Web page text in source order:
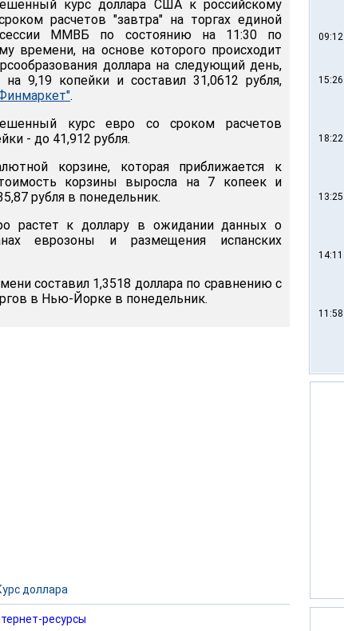
курс доллара США к российскому
расчетов "завтра" на торгах единой
сессии ММВБ по состоянию на 11:30 по
времени, на основе которого происходит
доллара на следующий день,
на 9,19 копейки и составил 31,0612 рубля,
.
курс евро со сроком расчетов
- до 41,912 рубля.
корзине, которая приближается к
корзины выросла на 7 копеек и
рубля в понедельник.
растет к доллару в ожидании данных о
еврозоны и размещения испанских
составил 1,3518 доллара по сравнению с
в Нью-Йорке в понедельник.
доллара
ресурсы
09:12
15:26
18:22
13:25
14:11
11:58